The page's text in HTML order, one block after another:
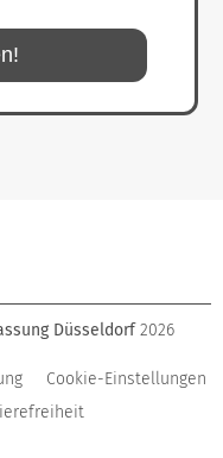
Düsseldorf 2026
Cookie-Einstellungen